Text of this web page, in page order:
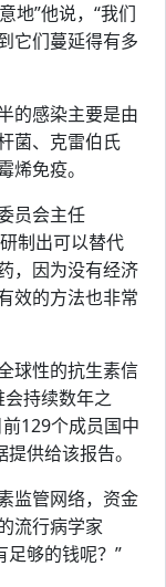
地”他说，“我们
它们蔓延得有多
的感染主要是由
菌、克雷伯氏
烯免疫。
员会主任
制出可以替代
，因为没有经济
效的方法也非常
球性的抗生素信
持续数年之
129个成员国中
供给该报告。
监管网络，资金
流行病学家
够的钱呢？”